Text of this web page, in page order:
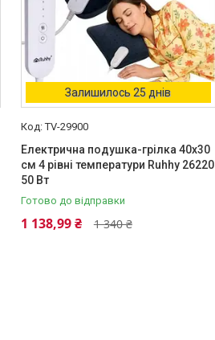
Залишилось 25 днів
TV-29900
Електрична подушка-грілка 40х30
см 4 рівні температури Ruhhy 26220
50 Вт
Готово до відправки
1 340 ₴
1 138,99 ₴